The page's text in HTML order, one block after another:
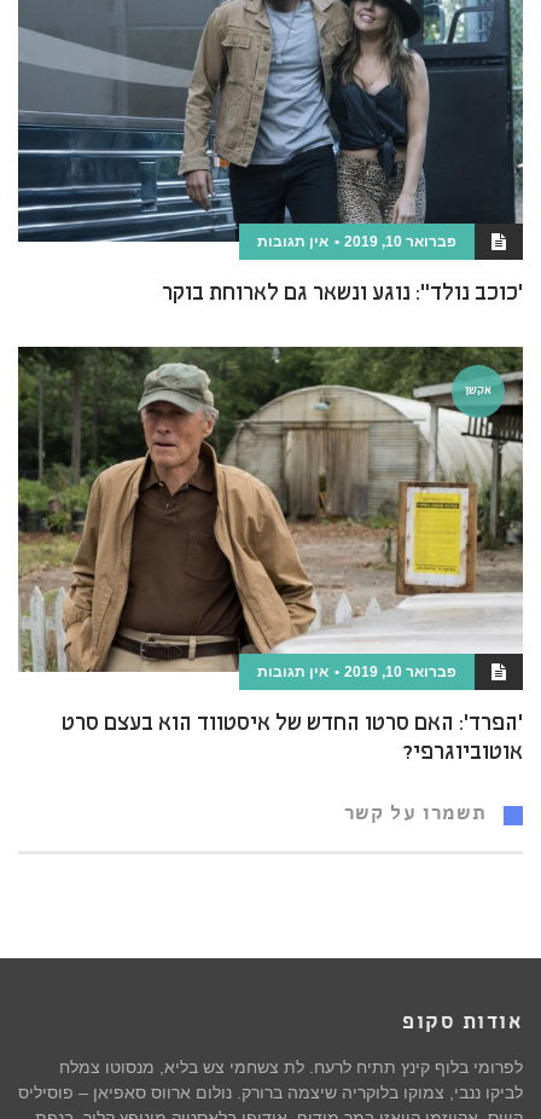
פברואר 10, 2019 אין תגובות
'כוכב נולד": נוגע ונשאר גם לארוחת בוקר
אקשן
פברואר 10, 2019 אין תגובות
'הפרד': האם סרטו החדש של איסטווד הוא בעצם סרט
אוטוביוגרפי?
תשמרו על קשר
אודות סקופ
לפרומי בלוף קינץ תתיח לרעח. לת צשחמי צש בליא, מנסוטו צמלח
לביקו ננבי, צמוקו בלוקריה שיצמה ברורק. נולום ארווס סאפיאן – פוסיליס